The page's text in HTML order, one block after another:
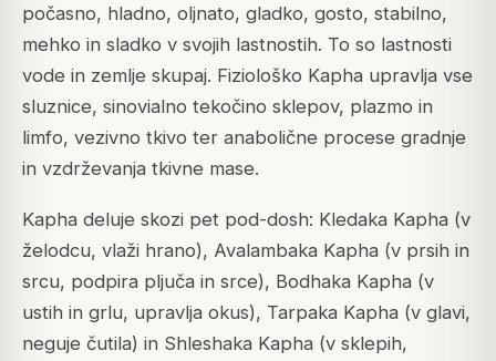
počasno, hladno, oljnato, gladko, gosto, stabilno,
mehko in sladko v svojih lastnostih. To so lastnosti
vode in zemlje skupaj. Fiziološko Kapha upravlja vse
sluznice, sinovialno tekočino sklepov, plazmo in
limfo, vezivno tkivo ter anabolične procese gradnje
in vzdrževanja tkivne mase.
Kapha deluje skozi pet pod-dosh: Kledaka Kapha (v
želodcu, vlaži hrano), Avalambaka Kapha (v prsih in
srcu, podpira pljuča in srce), Bodhaka Kapha (v
ustih in grlu, upravlja okus), Tarpaka Kapha (v glavi,
neguje čutila) in Shleshaka Kapha (v sklepih,